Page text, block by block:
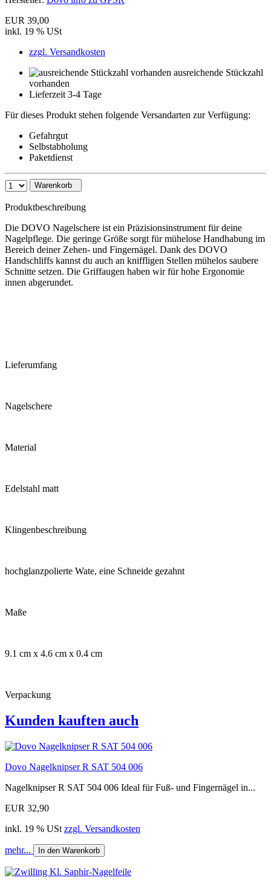
EUR 39,00
inkl. 19 % USt
zzgl. Versandkosten
ausreichende Stückzahl
vorhanden
Lieferzeit 3-4 Tage
Für dieses Produkt stehen folgende Versandarten zur Verfügung:
Gefahrgut
Selbstabholung
Paketdienst
Warenkorb
Produktbeschreibung
Die DOVO Nagelschere ist ein Präzisionsinstrument für deine
Nagelpflege. Die geringe Größe sorgt für mühelose Handhabung im
Bereich deiner Zehen- und Fingernägel. Dank des DOVO
Handschliffs kannst du auch an kniffligen Stellen mühelos saubere
Schnitte setzen. Die Griffaugen haben wir für hohe Ergonomie
innen abgerundet.
Lieferumfang
Nagelschere
Material
Edelstahl matt
Klingenbeschreibung
hochglanzpolierte Wate, eine Schneide gezahnt
Maße
9.1 cm x 4.6 cm x 0.4 cm
Verpackung
Kunden kauften auch
Dovo Nagelknipser R SAT 504 006
Nagelknipser R SAT 504 006 Ideal für Fuß- und Fingernägel in...
EUR 32,90
inkl. 19 % USt zzgl. Versandkosten
mehr... In den Warenkorb